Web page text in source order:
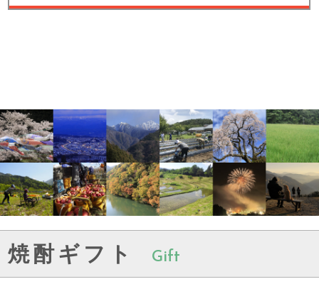
焼酎ギフト Gift